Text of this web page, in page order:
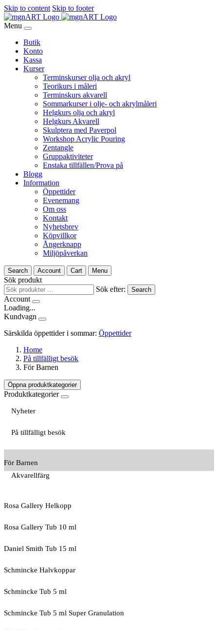
Skip to content Skip to footer
Menu
Butik
Konto
Kassa
Kurser
Terminskurser olja och akryl
Teorikurs i måleri
Terminskurs akvarell
Sommarkurser i olje- och akrylmåleri
Helgkurs olja och akryl
Helgkurs Akvarell
Skulptera med Paverpol
Workshop Acrylic Pouring
Zentangle
Gruppaktiviteter
Enstaka tillfällen/Prova på
Blogg
Information
Öppettider
Evenemang
Om oss
Kontakt
Nyhetsbrev
Köpvillkor
Ångerknapp
Miljöpåverkan
Search Account Cart Menu
Sök produkt
Sök efter:
Search
Account
Loading...
Kundvagn
Särskilda öppettider i sommar: Öppettider
Home
På tillfälligt besök
För Barnen
Öppna produktkategorier
Produktkategorier
Nyheter
På tillfälligt besök
För Barnen
Akvarellfärg
Rosa Gallery Helkopp
Rosa Gallery Tub 10 ml
Daniel Smith Tub 15 ml
Schmincke Halvkoppar
Schmincke Tub 5 ml
Schmincke Tub 5 ml Super Granulation